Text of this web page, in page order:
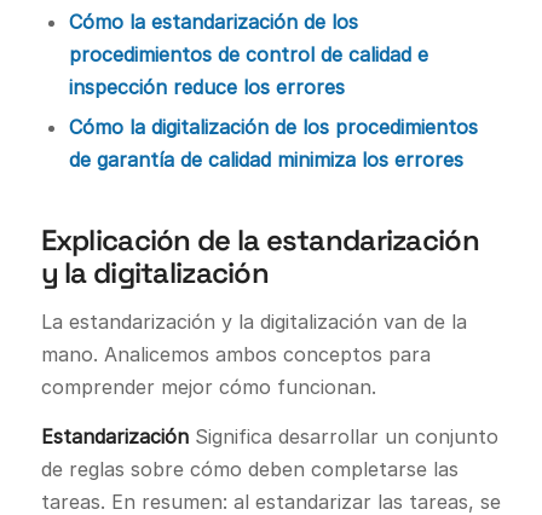
Cómo la estandarización de los
procedimientos de control de calidad e
inspección reduce los errores
Cómo la digitalización de los procedimientos
de garantía de calidad minimiza los errores
Explicación de la estandarización
y la digitalización
La estandarización y la digitalización van de la
mano. Analicemos ambos conceptos para
comprender mejor cómo funcionan.
EstandarizaciónSignifica desarrollar un conjunto
de reglas sobre cómo deben completarse las
tareas. En resumen: al estandarizar las tareas, se